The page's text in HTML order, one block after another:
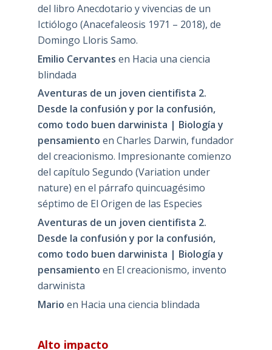
del libro Anecdotario y vivencias de un
Ictiólogo (Anacefaleosis 1971 – 2018), de
Domingo Lloris Samo.
Emilio Cervantes en Hacia una ciencia
blindada
Aventuras de un joven cientifista 2.
Desde la confusión y por la confusión,
como todo buen darwinista | Biología y
pensamiento en Charles Darwin, fundador
del creacionismo. Impresionante comienzo
del capítulo Segundo (Variation under
nature) en el párrafo quincuagésimo
séptimo de El Origen de las Especies
Aventuras de un joven cientifista 2.
Desde la confusión y por la confusión,
como todo buen darwinista | Biología y
pensamiento en El creacionismo, invento
darwinista
Mario en Hacia una ciencia blindada
Alto impacto